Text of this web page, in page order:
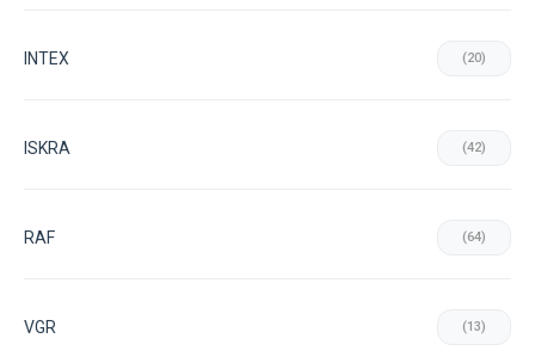
INTEX (20)
ISKRA (42)
RAF (64)
VGR (13)